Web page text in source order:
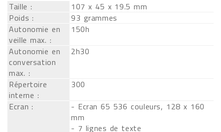
Taille :
107 x 45 x 19.5 mm
Poids :
93 grammes
Autonomie en
veille max. :
150h
Autonomie en
conversation
max. :
2h30
Répertoire
interne :
300
Ecran :
- Ecran 65 536 couleurs, 128 x 160
mm
- 7 lignes de texte